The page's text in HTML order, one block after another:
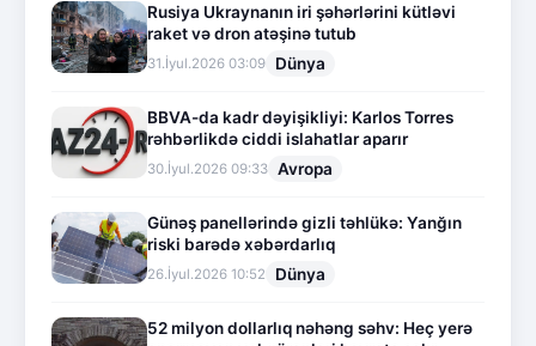
Rusiya Ukraynanın iri şəhərlərini kütləvi
raket və dron atəşinə tutub
31.İyul.2026 03:09 Dünya
BBVA-da kadr dəyişikliyi: Karlos Torres
rəhbərlikdə ciddi islahatlar aparır
30.İyul.2026 09:33 Avropa
Günəş panellərində gizli təhlükə: Yanğın
riski barədə xəbərdarlıq
26.İyul.2026 10:52 Dünya
52 milyon dollarlıq nəhəng səhv: Heç yerə